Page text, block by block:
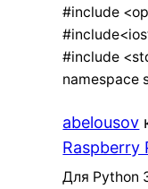
#include
#include
namespace
abelousov
Raspberry
Для Python